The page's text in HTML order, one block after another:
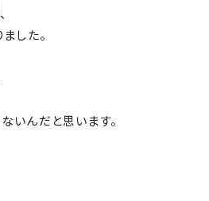
した。
いんだと思います。